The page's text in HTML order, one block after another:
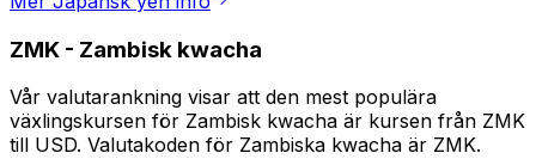
ZMK - Zambisk kwacha
Vår valutarankning visar att den mest populära
växlingskursen för Zambisk kwacha är kursen från ZMK
till USD. Valutakoden för Zambiska kwacha är ZMK.